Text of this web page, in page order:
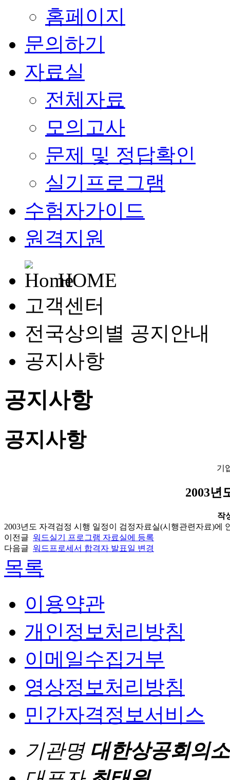
홈페이지
문의하기
자료실
전체자료
모의고사
문제 및 정답확인
실기프로그램
수험자가이드
원격지원
HOME
고객센터
전국상의별 공지안내
공지사항
공지사항
공지사항
기
2003년
작
2003년도 자격검정 시행 일정이 검정자료실(시행관련자료)에
이전글 워드실기 프로그램 자료실에 등록
다음글 워드프로세서 합격자 발표일 변경
목록
이용약관
개인정보처리방침
이메일수집거부
영상정보처리방침
민간자격정보서비스
기관명 대한상공회의소